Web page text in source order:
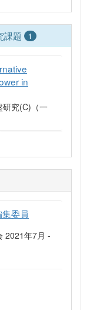
課題 1
in
研究(C)（一
委員
2021年7月 -